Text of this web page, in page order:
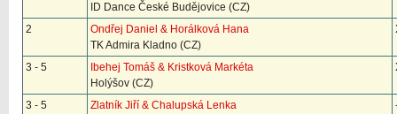
ID Dance České Budějovice (CZ)
2
Ondřej Daniel & Horálková Hana
TK Admira Kladno (CZ)
3 - 5
Ibehej Tomáš & Kristková Markéta
Holýšov (CZ)
3 - 5
Zlatník Jiří & Chalupská Lenka